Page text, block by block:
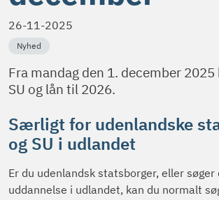
26-11-2025
Nyhed
Fra mandag den 1. december 2025
SU og lån til 2026.
Særligt for udenlandske
og SU i udlandet
Er du udenlandsk statsborger, eller søger
uddannelse i udlandet, kan du normalt